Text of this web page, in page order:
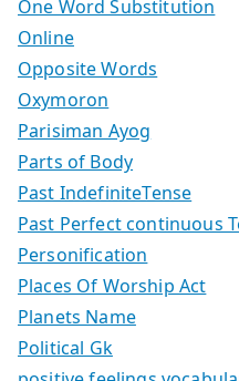
One Word Substitution
Online
Opposite Words
Oxymoron
Parisiman Ayog
Parts of Body
Past IndefiniteTense
Past Perfect continuous
Personification
Places Of Worship Act
Planets Name
Political Gk